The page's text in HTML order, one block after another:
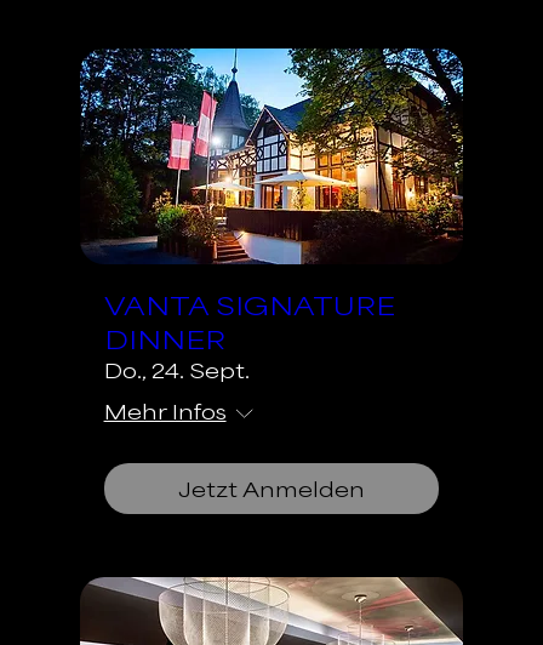
VANTA SIGNATURE
DINNER
Do., 24. Sept.
Mehr Infos
Jetzt Anmelden